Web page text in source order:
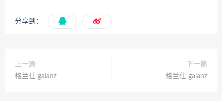
分享到：
上一篇
格兰仕 galanz
下一篇
格兰仕 galanz